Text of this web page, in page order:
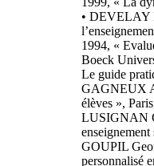
• DEVELAY
1994, «
Boeck
Le guide
GAGNEUX
élèves »,
LUSIGNAN
GOUPIL
personnalisé